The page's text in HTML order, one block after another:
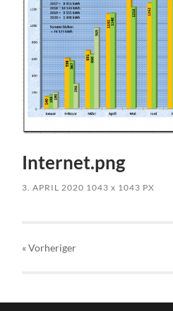
Internet.png
3. APRIL 2020 1043x 1043 PX
« Vorheriger